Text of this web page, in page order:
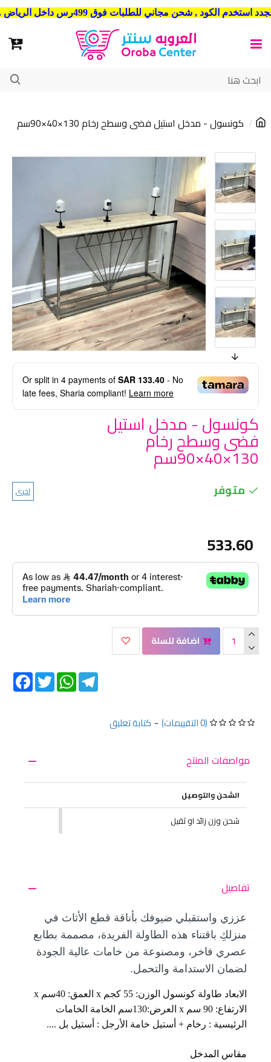
شحن مجاني للطلبات فوق 499رس داخل الرياض . وشحن الي جميع مدن المملكة العربية السعودية
كونسول - مدخل استيل فضى وسطح رخام 130×40×90سم
Or split in 4 payments of SAR 133.40 - No
late fees, Sharia compliant! Learn more
كونسول - مدخل استيل
فضى وسطح رخام
130×40×90سم
متوفر اخرى
(0 التقييمات) - كتابة تعليق
533.60
اضافة للسلة
Twitter
WhatsAppTelegram
مواصفات المنتج
الشحن والتوصيل
شحن وزن زائد او ثقيل
تفاصيل
عززي واستقبلي ضيوفك بأناقة قطع الأثاث في
منزلكِ باقتناء هذه الطاولة الفريدة، مصممة بطابع
عصري فاخر، ومصنوعة من خامات عالية الجودة
لضمان الاستدامة والتحمل.
الابعاد طاولة كونسول الوزن: 55 كجم x العمق: 40سم x
الارتفاع: 90 سم x العرض:130سم الخامة الخامات
الرئيسية : رخام + أستيل خامة الأرجل : أستيل بل ....
مقاس المدخل